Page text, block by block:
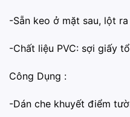
-Sẵn keo ở mặt sau, lột ra
-Chất liệu PVC: sợi giấy
Công Dụng :
-Dán che khuyết điểm